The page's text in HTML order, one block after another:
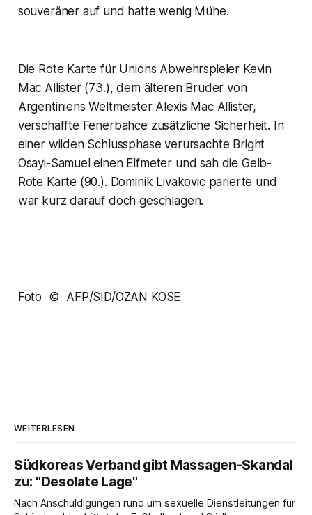
souveräner auf und hatte wenig Mühe.
Die Rote Karte für Unions Abwehrspieler Kevin
Mac Allister (73.), dem älteren Bruder von
Argentiniens Weltmeister Alexis Mac Allister,
verschaffte Fenerbahce zusätzliche Sicherheit. In
einer wilden Schlussphase verursachte Bright
Osayi-Samuel einen Elfmeter und sah die Gelb-
Rote Karte (90.). Dominik Livakovic parierte und
war kurz darauf doch geschlagen.
Foto © AFP/SID/OZAN KOSE
WEITERLESEN
Südkoreas Verband gibt Massagen-Skandal
zu: "Desolate Lage"
Nach Anschuldigungen rund um sexuelle Dienstleitungen für